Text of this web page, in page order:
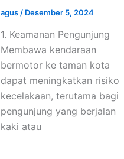
agus / Desember 5, 2024
1. Keamanan Pengunjung
Membawa kendaraan
bermotor ke taman kota
dapat meningkatkan risiko
kecelakaan, terutama bagi
pengunjung yang berjalan
kaki atau